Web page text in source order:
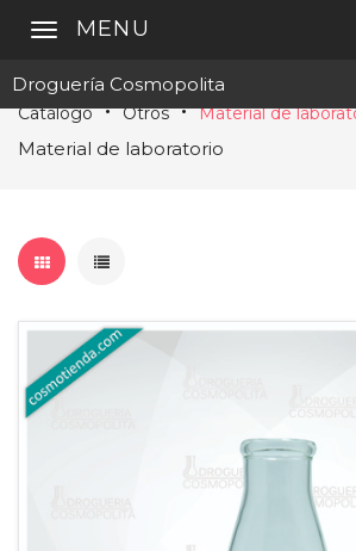
Droguería Cosmopolita
MENU
Catálogo Otros Material de
Material de laboratorio